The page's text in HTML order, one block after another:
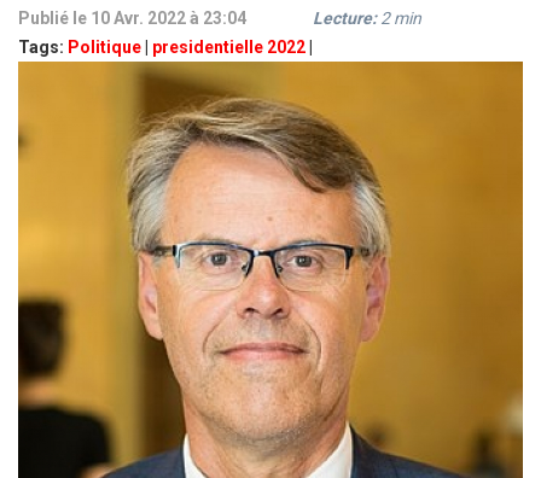
Publié le 10 Avr. 2022 à 23:04
Tags: Politique presidentielle 2022
Lecture: 2min